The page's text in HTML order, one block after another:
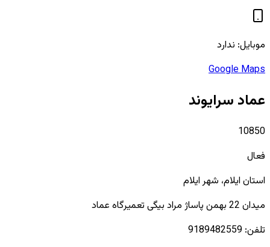
موبایل: ندارد
Google Maps
عماد سرایوند
10850
فعال
استان ایلام، شهرایلام
میدان 22 بهمن پاساژ مراد بیگی تعمیرگاه عماد
تلفن: 9189482559